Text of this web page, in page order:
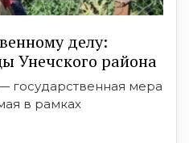
делу:
Унечского района
государственная мера
в рамках